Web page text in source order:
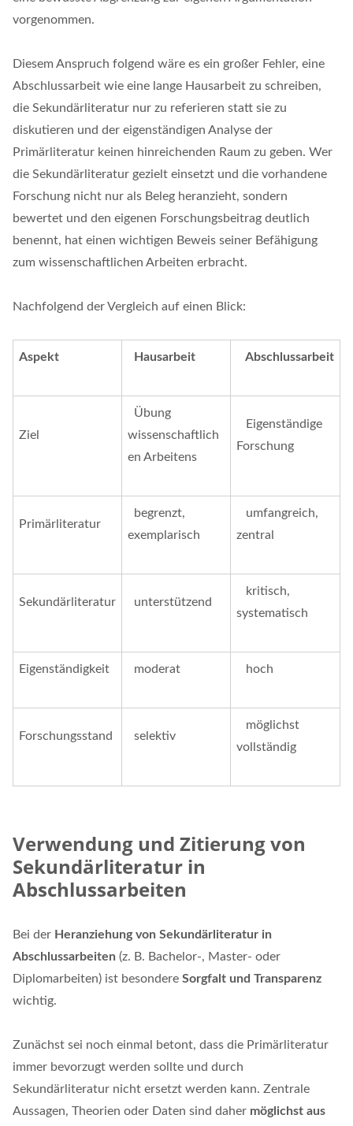
vorgenommen.
Diesem Anspruch folgend wäre es ein großer Fehler, eine
Abschlussarbeit wie eine lange Hausarbeit zu schreiben,
die Sekundärliteratur nur zu referieren statt sie zu
diskutieren und der eigenständigen Analyse der
Primärliteratur keinen hinreichenden Raum zu geben. Wer
die Sekundärliteratur gezielt einsetzt und die vorhandene
Forschung nicht nur als Beleg heranzieht, sondern
bewertet und den eigenen Forschungsbeitrag deutlich
benennt, hat einen wichtigen Beweis seiner Befähigung
zum wissenschaftlichen Arbeiten erbracht.
Nachfolgend der Vergleich auf einen Blick:
Aspekt Hausarbeit Abschlussarbeit
Ziel
Übung
wissenschaftlich
en Arbeitens
Eigenständige
Forschung
Primärliteratur
begrenzt,
exemplarisch
umfangreich,
zentral
Sekundärliteratur unterstützend
kritisch,
systematisch
Eigenständigkeit moderat hoch
Forschungsstand selektiv
möglichst
vollständig
Verwendung und Zitierung von
Sekundärliteratur in
Abschlussarbeiten
Bei der Heranziehung von Sekundärliteratur in
Abschlussarbeiten (z. B. Bachelor-, Master- oder
Diplomarbeiten) ist besondere Sorgfalt und Transparenz
wichtig.
Zunächst sei noch einmal betont, dass die Primärliteratur
immer bevorzugt werden sollte und durch
Sekundärliteratur nicht ersetzt werden kann. Zentrale
Aussagen, Theorien oder Daten sind daher möglichst aus